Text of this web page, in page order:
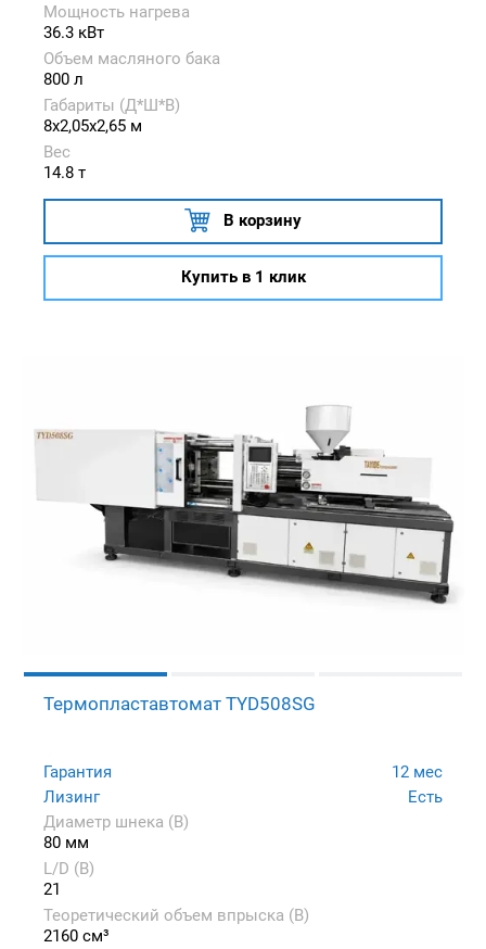
Мощность нагрева
36.3 кВт
Объем масляного бака
800 л
Габариты (Д*Ш*В)
8x2,05x2,65 м
Вес
14.8 т
В корзину
Купить в 1 клик
Термопластавтомат TYD508SG
Гарантия
12 мес
Лизинг
Есть
Диаметр шнека (B)
80 мм
L/D (B)
21
Теоретический объем впрыска (B)
2160 см³